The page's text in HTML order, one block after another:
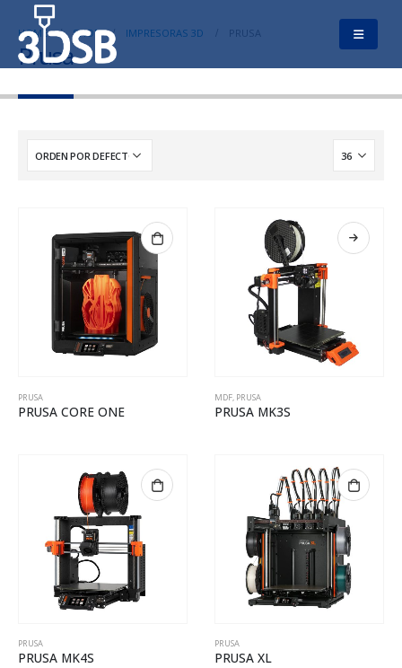
HOME SHOP IMPRESORAS 3D PRUSA
Prusa
PRUSA
PRUSA CORE ONE
MDF, PRUSA
PRUSA MK3S
PRUSA
PRUSA MK4S
PRUSA
PRUSA XL